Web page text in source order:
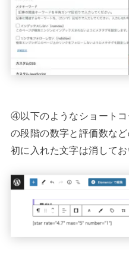
④以下のようなショート
の段階の数字と評価数な
初に入れた文字は消してお